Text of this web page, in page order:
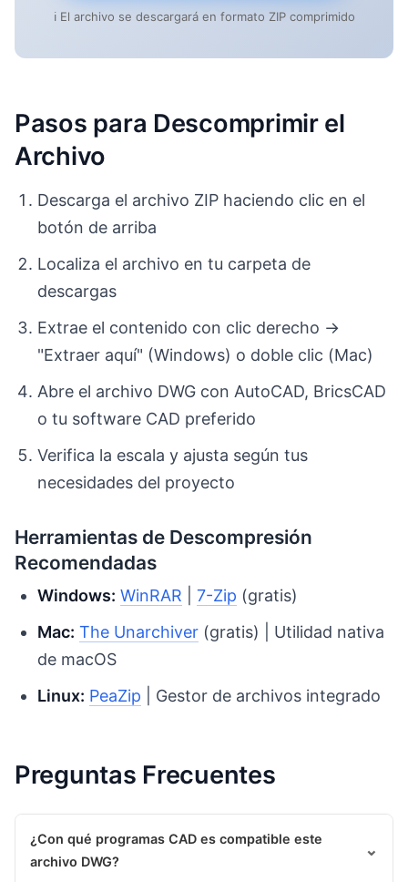
ℹ️ El archivo se descargará en formato ZIP comprimido
Pasos para Descomprimir el
Archivo
Descarga el archivo ZIP haciendo clic en el
botón de arriba
Localiza el archivo en tu carpeta de
descargas
Extrae el contenido con clic derecho →
"Extraer aquí" (Windows) o doble clic (Mac)
Abre el archivo DWG con AutoCAD, BricsCAD
o tu software CAD preferido
Verifica la escala y ajusta según tus
necesidades del proyecto
Herramientas de Descompresión
Recomendadas
Windows: WinRAR |7-Zip (gratis)
Mac: The Unarchiver (gratis) | Utilidad nativa
de macOS
Linux: PeaZip | Gestor de archivos integrado
Preguntas Frecuentes
¿Con qué programas CAD es compatible este
archivo DWG?
⌄